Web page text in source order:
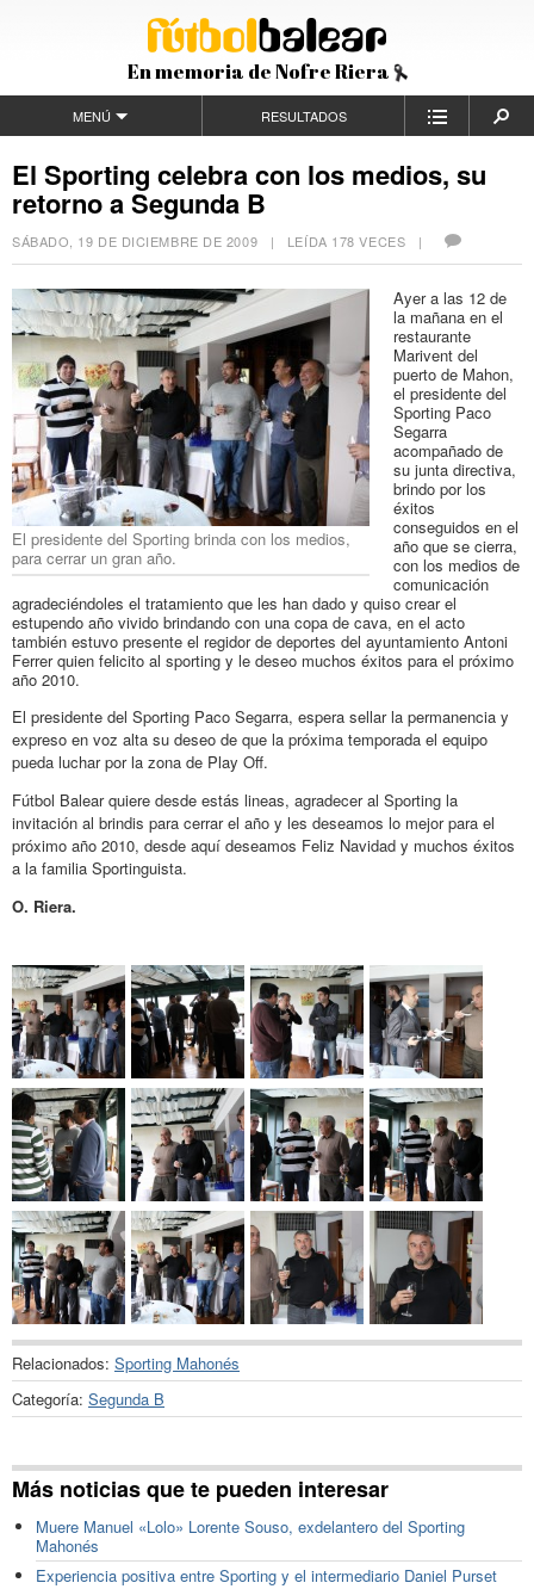
En memoria de Nofre Riera
MENÚ RESULTADOS
El Sporting celebra con los medios, su
retorno a Segunda B
SÁBADO, 19 DE DICIEMBRE DE 2009 | LEÍDA 178 VECES |
El presidente del Sporting brinda con los medios,
para cerrar un gran año.
Ayer a las 12 de
la mañana en el
restaurante
Marivent del
puerto de Mahon,
el presidente del
Sporting Paco
Segarra
acompañado de
su junta directiva,
brindo por los
éxitos
conseguidos en el
año que se cierra,
con los medios de
comunicación
agradeciéndoles el tratamiento que les han dado y quiso crear el
estupendo año vivido brindando con una copa de cava, en el acto
también estuvo presente el regidor de deportes del ayuntamiento Antoni
Ferrer quien felicito al sporting y le deseo muchos éxitos para el próximo
año 2010.
El presidente del Sporting Paco Segarra, espera sellar la permanencia y
expreso en voz alta su deseo de que la próxima temporada el equipo
pueda luchar por la zona de Play Off.
Fútbol Balear quiere desde estás lineas, agradecer al Sporting la
invitación al brindis para cerrar el año y les deseamos lo mejor para el
próximo año 2010, desde aquí deseamos Feliz Navidad y muchos éxitos
a la familia Sportinguista.
O. Riera.
Relacionados: Sporting Mahonés
Categoría: Segunda B
Más noticias que te pueden interesar
Muere Manuel «Lolo» Lorente Souso, exdelantero del Sporting
Mahonés
Experiencia positiva entre Sporting y el intermediario Daniel Purset